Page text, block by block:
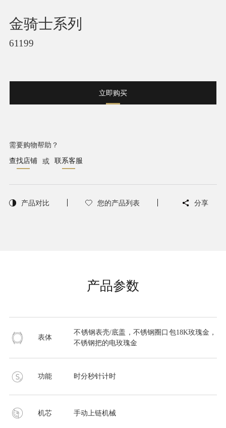
金骑士系列
61199
立即购买
需要购物帮助？
查找店铺
或 联系客服
产品对比 您的产品列表 分享
产品参数
表体
不锈钢表壳/底盖，不锈钢圈口包18K玫瑰金，
不锈钢把的电玫瑰金
功能 时分秒针计时
机芯 手动上链机械